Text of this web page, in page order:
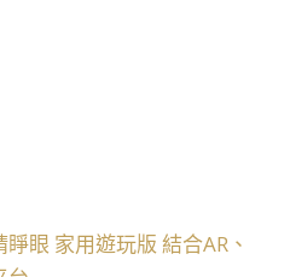
眼 家用遊玩版 結合AR、